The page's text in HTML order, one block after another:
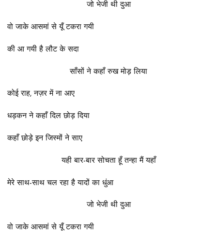
जो भेजी थी दुआ
वो जाके आसमां से यूँ टकरा गयी
की आ गयी है लौट के सदा
साँसों ने कहाँ रुख मोड़ लिया
कोई राह, नज़र में ना आए
धड़कन ने कहाँ दिल छोड़ दिया
कहाँ छोड़े इन जिस्मों ने साए
यही बार-बार सोचता हूँ तन्हा मैं यहाँ
मेरे साथ-साथ चल रहा है यादों का धुंआ
जो भेजी थी दुआ
वो जाके आसमां से यूँ टकरा गयी